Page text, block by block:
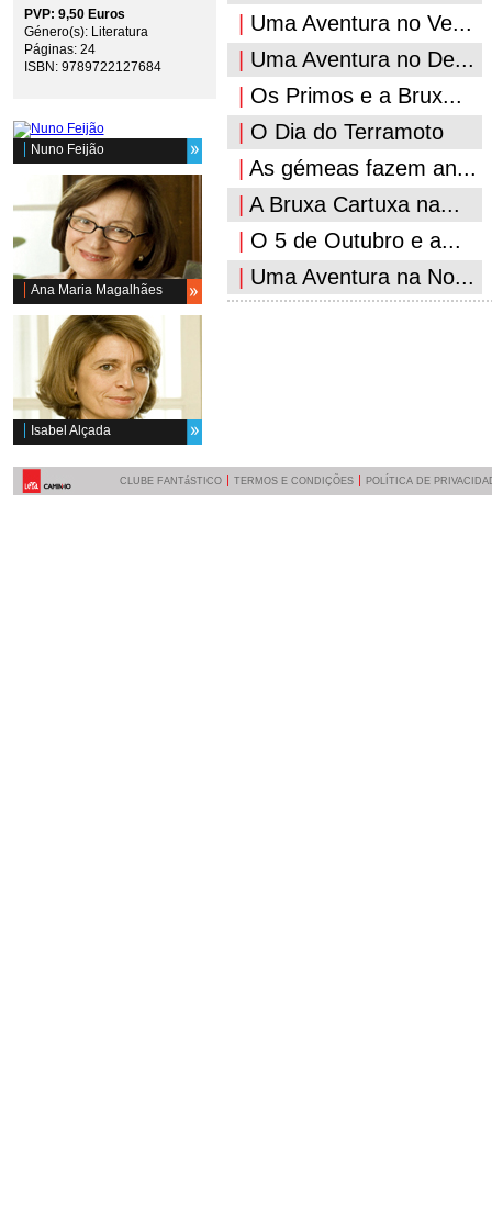
PVP: 9,50 Euros
Género(s): Literatura
Páginas: 24
ISBN: 9789722127684
Nuno Feijão
Ana Maria Magalhães
Isabel Alçada
Uma Aventura no Ve...
Uma Aventura no De...
Os Primos e a Brux...
O Dia do Terramoto
As gémeas fazem an...
A Bruxa Cartuxa na...
O 5 de Outubro e a...
Uma Aventura na No...
CLUBE FANTáSTICO TERMOS E CONDIÇÕES POLÍTICA DE